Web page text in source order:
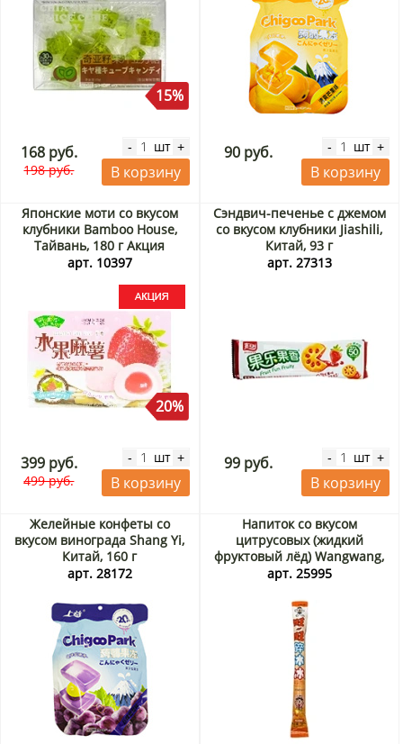
15%
168 руб.
198 руб.
- шт +
В корзину
90 руб. - шт +
В корзину
Японские моти со вкусом
клубники Bamboo House,
Тайвань, 180 г Акция
арт. 10397
20%
399 руб.
499 руб.
- шт +
В корзину
Сэндвич-печенье с джемом
со вкусом клубники Jiashili,
Китай, 93 г
арт. 27313
99 руб. - шт +
В корзину
Желейные конфеты со
вкусом винограда Shang Yi,
Китай, 160 г
арт. 28172
Напиток со вкусом
цитрусовых (жидкий
фруктовый лёд) Wangwang,
Китай, 78 мл
арт. 25995